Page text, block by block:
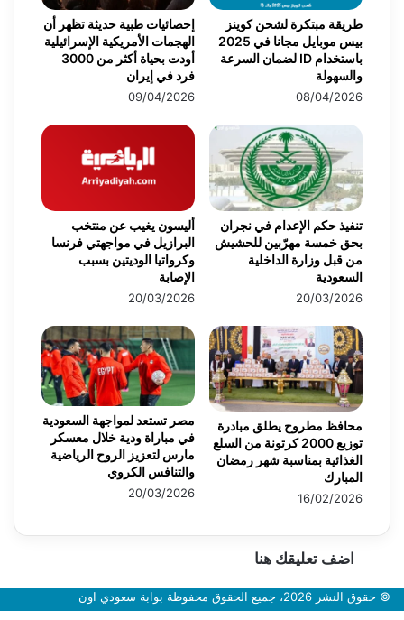
إحصائيات طبية حديثة تظهر أن
الهجمات الأمريكية الإسرائيلية
أودت بحياة أكثر من 3000
فرد في إيران
09/04/2026
طريقة مبتكرة لشحن كوينز
بيس موبايل مجانا في 2025
باستخدام ID لضمان السرعة
والسهولة
08/04/2026
أليسون يغيب عن منتخب
البرازيل في مواجهتي فرنسا
وكرواتيا الوديتين بسبب
الإصابة
20/03/2026
تنفيذ حكم الإعدام في نجران
بحق خمسة مهرّبين للحشيش
من قبل وزارة الداخلية
السعودية
20/03/2026
مصر تستعد لمواجهة السعودية
في مباراة ودية خلال معسكر
مارس لتعزيز الروح الرياضية
والتنافس الكروي
20/03/2026
محافظ مطروح يطلق مبادرة
توزيع 2000 كرتونة من السلع
الغذائية بمناسبة شهر رمضان
المبارك
16/02/2026
اضف تعليقك هنا
© حقوق النشر 2026، جميع الحقوق محفوظة بوابة سعودي اون